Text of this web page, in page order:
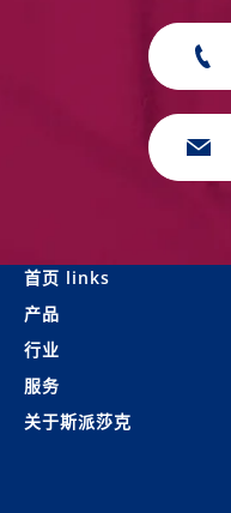
首页 links
产品
行业
服务
关于斯派莎克